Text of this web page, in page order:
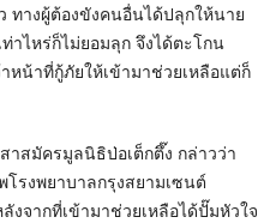
ทางผู้ต้องขังคนอื่นได้ปลุกให้นาย
าไหร่ก็ไม่ยอมลุก จึงได้ตะโกน
าหน้าที่กู้ภัยให้เข้ามาช่วยเหลือแต่ก็
สมัครมูลนิธิป่อเต็กตึ๊ง กล่าวว่า
รงพยาบาลกรุงสยามเซนต์
งจากที่เข้ามาช่วยเหลือได้ปั๊มหัวใจ